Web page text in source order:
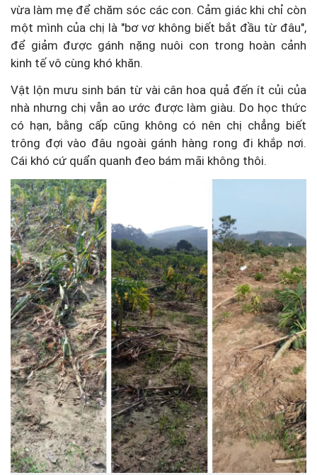
vừa làm mẹ để chăm sóc các con. Cảm giác khi chỉ còn
một mình của chị là "bơ vơ không biết bắt đầu từ đâu",
để giảm được gánh nặng nuôi con trong hoàn cảnh
kinh tế vô cùng khó khăn.
Vật lộn mưu sinh bán từ vài cân hoa quả đến ít củi của
nhà nhưng chị vẫn ao ước được làm giàu. Do học thức
có hạn, bằng cấp cũng không có nên chị chẳng biết
trông đợi vào đâu ngoài gánh hàng rong đi khắp nơi.
Cái khó cứ quẩn quanh đeo bám mãi không thôi.